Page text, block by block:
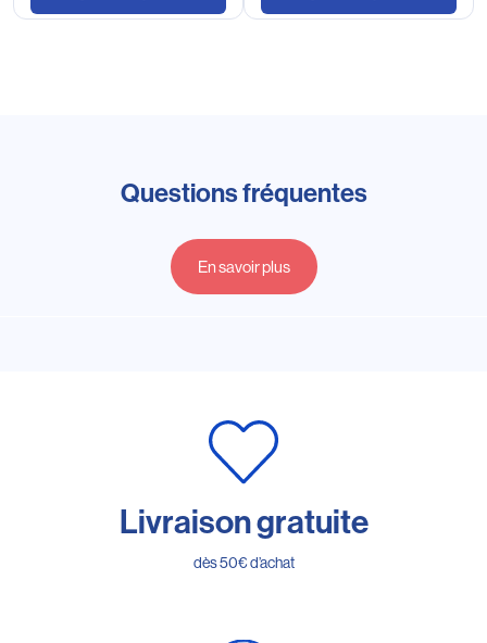
Questions fréquentes
En savoir plus
Livraison gratuite
dès 50€ d’achat